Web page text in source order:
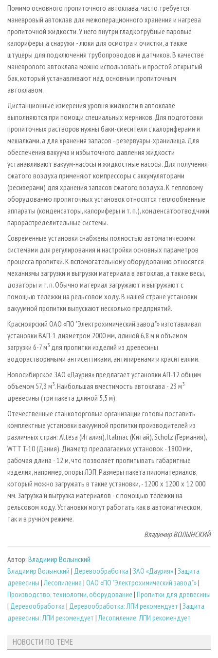
Помимо основного пропиточного автоклава, часто требуется
маневровый автоклав для межоперационного хранения и нагрева
пропиточной жидкости. У него внутри гладкотрубные паровые
калориферы, а снаружи - люки для осмотра и очистки, а также
штуцеры для подключения трубопроводов и датчиков. В качестве
маневрового автоклава можно использовать и простой открытый
бак, который устанавливают над основным пропиточным
автоклавом.
Дистанционные измерения уровня жидкости в автоклаве
выполняются при помощи специальных мерников. Для подготовки
пропиточных растворов нужны баки­-смесители с калориферами и
мешалками, а для хранения запасов - резервуары­-хранилища. Для
обеспечения вакуума и избыточного давления жидкости
устанавливают вакуум­-насосы и жидкостные насосы. Для получения
сжатого воздуха применяют компрессоры с аккумуляторами
(ресиверами) для хранения запасов сжатого воздуха. К тепловому
оборудованию пропиточных установок относятся теплообменные
аппараты (конденсаторы, калориферы и т. п.), конденсатоотводчики,
парораспределительные системы.
Современные установки снабжены полностью автоматическими
системами для регулирования и настройки основных параметров
процесса пропитки. К вспомогательному оборудованию относятся
механизмы загрузки и выгрузки материала в автоклав, а также весы,
дозаторы и т. п. Обычно материал загружают и выгружают с
помощью тележки на рельсовом ходу. В нашей стране установки
вакуумной пропитки выпускают несколько предприятий.
Красноярский ОАО «ПО "Электрохимический завод"» изготавливал
установки ВАП-1 диаметром 2000 мм, длиной 6,8 м и объемом
загрузки 6-7 м3 для пропитки изделий из древесины
водорастворимыми антисептиками, антипиренами и красителями.
Новосибирское ЗАО «Даурия» предлагает установки АП-12 общим
объемом 57,3 м3. Наибольшая вместимость автоклава - 23 м3
древесины (три пакета длиной 5,5 м).
Отечественные станкоторговые организации готовы поставить
комплектные установки вакуумной пропитки производителей из
различных стран: Altesa (Италия), Italmac (Китай), Scholz (Германия),
WTT T-10 (Дания). Диаметр предлагаемых установок - 1800 мм,
рабочая длина - 12 м, что позволяет пропитывать габаритные
изделия, например, опоры ЛЭП. Размеры пакета пиломатериалов,
который можно загружать в такие установки, - 1200 х 1200 х 12 000
мм. Загрузка и выгрузка материалов - с помощью тележки на
рельсовом ходу. Установки могут работать как в автоматическом,
так и в ручном режиме.
Владимир ВОЛЫНСКИЙ
Автор: Владимир Волынский
Владимир Волынский | Деревообработка | ЗАО «Даурия»| Защита
древесины | Лесопиление | ОАО «ПО "Электрохимический завод"»|
Производство, технологии, оборудование | Пропитки для древесины
| Деревообработка | Деревообработка: ЛПИ рекомендует | Защита
древесины: ЛПИ рекомендует | Лесопиление: ЛПИ рекомендует
НОВОСТИ ПО ТЕМЕ